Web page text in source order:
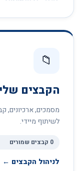
📁
הקבצים
מסמכים, ארכיונים,
לשיתוף מיידי.
0 קבצים שמורים
לניהול הקבצים ←